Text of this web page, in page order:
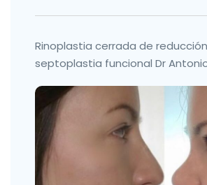
Rinoplastia cerrada de
septoplastia funcional Dr